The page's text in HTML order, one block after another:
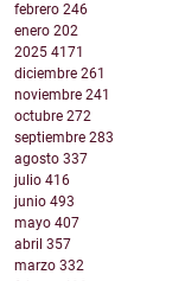
febrero 246
enero 202
2025 4171
diciembre 261
noviembre 241
octubre 272
septiembre 283
agosto 337
julio 416
junio 493
mayo 407
abril 357
marzo 332